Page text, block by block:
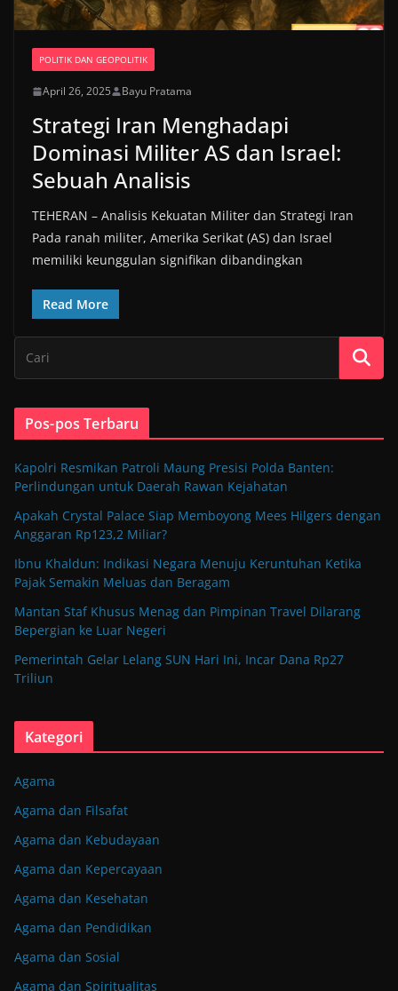
POLITIK DAN GEOPOLITIK
April 26, 2025 Bayu Pratama
Strategi Iran Menghadapi
Dominasi Militer AS dan Israel:
Sebuah Analisis
TEHERAN – Analisis Kekuatan Militer dan Strategi Iran
Pada ranah militer, Amerika Serikat (AS) dan Israel
memiliki keunggulan signifikan dibandingkan
Read More
Pos-pos Terbaru
Kapolri Resmikan Patroli Maung Presisi Polda Banten:
Perlindungan untuk Daerah Rawan Kejahatan
Apakah Crystal Palace Siap Memboyong Mees Hilgers dengan
Anggaran Rp123,2 Miliar?
Ibnu Khaldun: Indikasi Negara Menuju Keruntuhan Ketika
Pajak Semakin Meluas dan Beragam
Mantan Staf Khusus Menag dan Pimpinan Travel Dilarang
Bepergian ke Luar Negeri
Pemerintah Gelar Lelang SUN Hari Ini, Incar Dana Rp27
Triliun
Kategori
Agama
Agama dan Filsafat
Agama dan Kebudayaan
Agama dan Kepercayaan
Agama dan Kesehatan
Agama dan Pendidikan
Agama dan Sosial
Agama dan Spiritualitas